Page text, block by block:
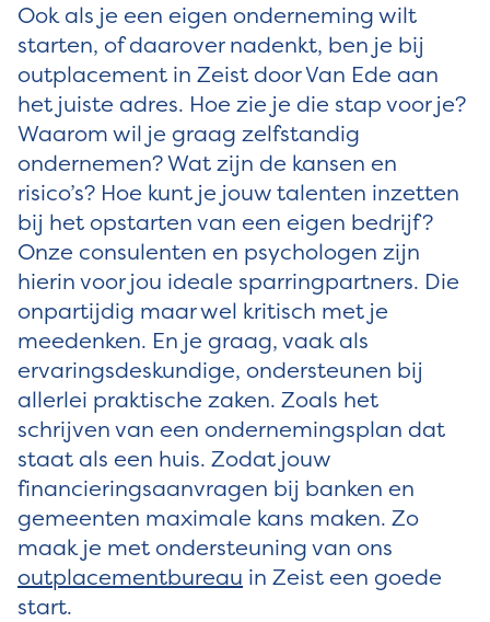
Ook als je een eigen onderneming wilt
starten, of daarover nadenkt, ben je bij
outplacement in Zeist door Van Ede aan
het juiste adres. Hoe zie je die stap voor je?
Waarom wil je graag zelfstandig
ondernemen? Wat zijn de kansen en
risico’s? Hoe kunt je jouw talenten inzetten
bij het opstarten van een eigen bedrijf?
Onze consulenten en psychologen zijn
hierin voor jou ideale sparringpartners. Die
onpartijdig maar wel kritisch met je
meedenken. En je graag, vaak als
ervaringsdeskundige, ondersteunen bij
allerlei praktische zaken. Zoals het
schrijven van een ondernemingsplan dat
staat als een huis. Zodat jouw
financieringsaanvragen bij banken en
gemeenten maximale kans maken. Zo
maak je met ondersteuning van ons
outplacementbureau in Zeist een goede
start.